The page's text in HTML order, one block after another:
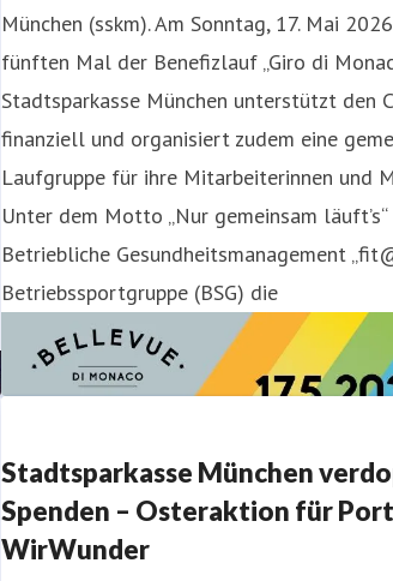
München (sskm). Am Sonntag, 17. Mai
fünften Mal der Benefizlauf „Giro di
Stadtsparkasse München unterstützt den
finanziell und organisiert zudem eine
Laufgruppe für ihre Mitarbeiterinnen und
Unter dem Motto „Nur gemeinsam läuft’s“
Betriebliche Gesundheitsmanagement
Betriebssportgruppe (BSG) die
Stadtsparkasse München
Spenden – Osteraktion für
WirWunder